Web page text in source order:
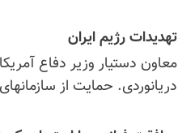
تهدیدات رژیم ایران
دریانوردی. حمایت از